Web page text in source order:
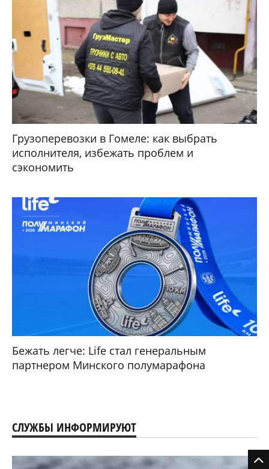
Грузоперевозки в Гомеле: как выбрать
исполнителя, избежать проблем и
сэкономить
Бежать легче: Life стал генеральным
партнером Минского полумарафона
СЛУЖБЫ ИНФОРМИРУЮТ